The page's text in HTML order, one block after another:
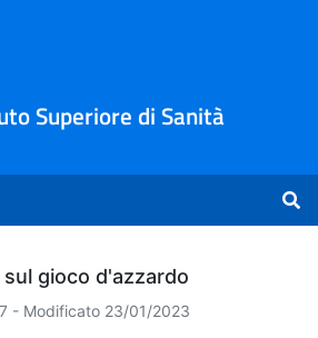
Superiore di Sanità
gioco d'azzardo
- Modificato 23/01/2023